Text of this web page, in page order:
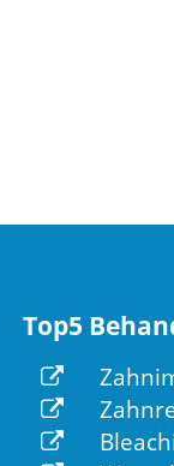
Top5